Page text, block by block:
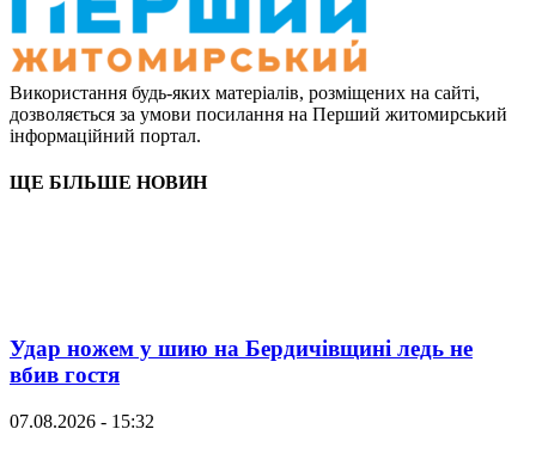
Використання будь-яких матеріалів, розміщених на сайті,
дозволяється за умови посилання на Перший житомирський
інформаційний портал.
ЩЕ БІЛЬШЕ НОВИН
Удар ножем у шию на Бердичівщині ледь не
вбив гостя
07.08.2026 - 15:32